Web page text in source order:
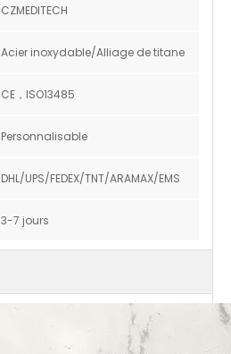
CZMEDITECH
Acier inoxydable/Alliage de titane
CE，ISO13485
Personnalisable
DHL/UPS/FEDEX/TNT/ARAMAX/EMS
3-7 jours